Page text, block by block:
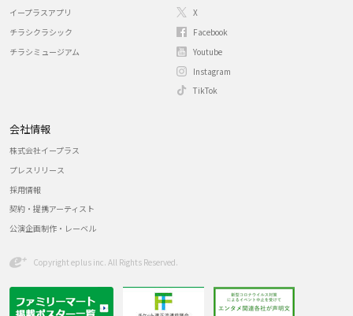
イープラスアプリ
チラシクラシック
チラシミュージアム
X
Facebook
Youtube
Instagram
TikTok
会社情報
株式会社イープラス
プレスリリース
採用情報
契約・提携アーティスト
公演企画制作・レーベル
Copyright eplus inc. All Rights Reserved.